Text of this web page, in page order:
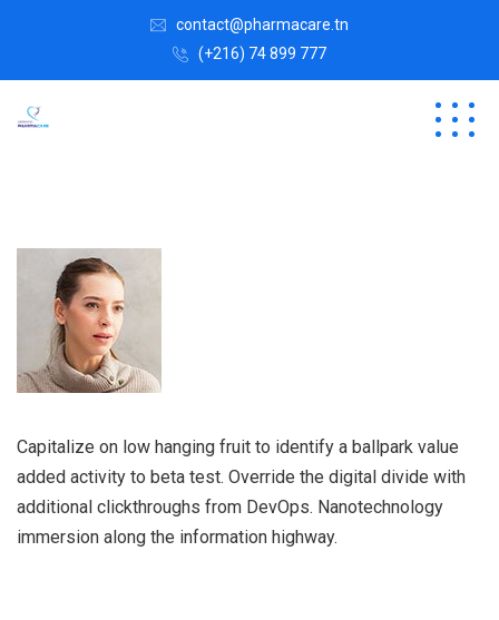
contact@pharmacare.tn
(+216) 74 899 777
Capitalize on low hanging fruit to identify a ballpark value
added activity to beta test. Override the digital divide with
additional clickthroughs from DevOps. Nanotechnology
immersion along the information highway.